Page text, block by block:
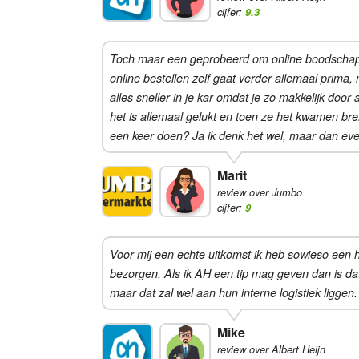
cijfer: 9.3
Toch maar een geprobeerd om online
online bestellen zelf gaat verder allemaal
alles sneller in je kar omdat je zo makkelijk
het is allemaal gelukt en toen ze het kwamen
een keer doen? Ja ik denk het wel, maar dan
Marit
review over Jumbo
cijfer: 9
Voor mij een echte uitkomst ik heb sowieso
bezorgen. Als ik AH een tip mag geven dan is
maar dat zal wel aan hun interne logistiek liggen.
Mike
review over Albert Heijn